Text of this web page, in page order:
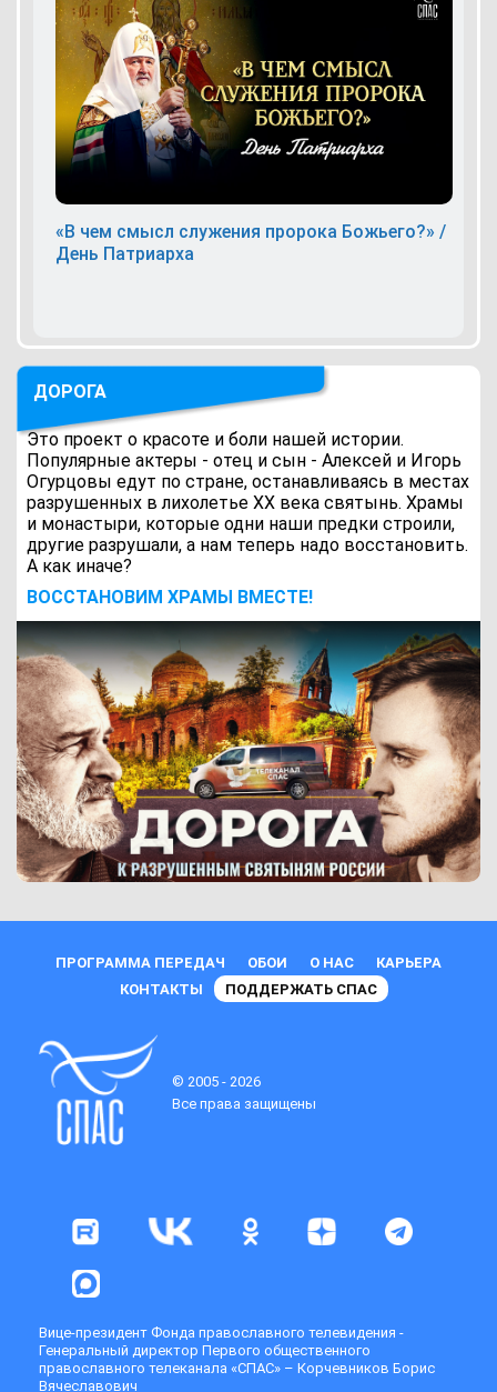
«В чем смысл служения пророка Божьего?» /
День Патриарха
ДОРОГА
Это проект о красоте и боли нашей истории.
Популярные актеры - отец и сын - Алексей и Игорь
Огурцовы едут по стране, останавливаясь в местах
разрушенных в лихолетье ХХ века святынь. Храмы
и монастыри, которые одни наши предки строили,
другие разрушали, а нам теперь надо восстановить.
А как иначе?
ВОCСТАНОВИМ ХРАМЫ ВМЕСТЕ!
ПРОГРАММА ПЕРЕДАЧ ОБОИ О НАС
КАРЬЕРА
КОНТАКТЫ
ПОДДЕРЖАТЬ СПАС
© 2005 - 2026
Все права защищены
Вице-президент Фонда православного телевидения -
Генеральный директор Первого общественного
православного телеканала «СПАС» – Корчевников Борис
Вячеславович